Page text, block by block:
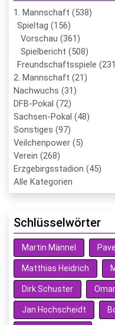
1. Mannschaft (538)
Spieltag (156)
Vorschau (361)
Spielbericht (508)
Freundschaftsspiele
2. Mannschaft (21)
Nachwuchs (31)
DFB-Pokal (72)
Sachsen-Pokal (48)
Sonstiges (97)
Veilchenpower (5)
Verein (268)
Erzgebirgsstadion (45)
Alle Kategorien
Schlüsselwörter
Martin Männel
Matthias Heidrich
Dirk Schuster
Jan Hochscheidt